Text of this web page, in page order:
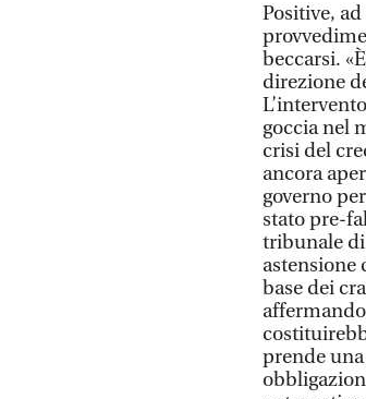
Positive,
beccarsi.
direzione
goccia nel
crisi del
ancora
governo
stato pre-
tribunale di
astensione
base dei
prende